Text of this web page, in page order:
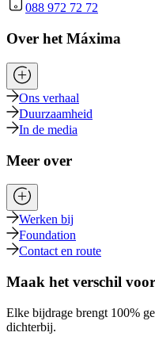
088 972 72 72
Over het Máxima
Ons verhaal
Duurzaamheid
In de media
Meer over
Werken bij
Foundation
Contact en route
Maak het verschil
Elke bijdrage brengt 100%
dichterbij.